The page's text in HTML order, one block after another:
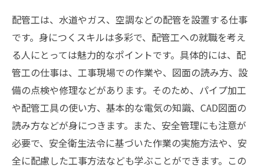
配管工は、水道やガス、空調などの配管を設置する仕事
です。身につくスキルは多彩で、配管工への就職を考え
る人にとっては魅力的なポイントです。具体的には、配
管工の仕事は、工事現場での作業や、図面の読み方、設
備の点検や修理などがあります。そのため、パイプ加工
や配管工具の使い方、基本的な電気の知識、CAD図面の
読み方などが身につきます。また、安全管理にも注意が
必要で、安全衛生法令に基づいた作業の実施方法や、安
全に配慮した工事方法なども学ぶことができます。この